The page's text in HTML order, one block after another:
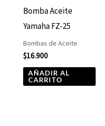
Bomba Aceite
Yamaha FZ-25
Bombas de Aceite
$16.900
AÑADIR AL
CARRITO